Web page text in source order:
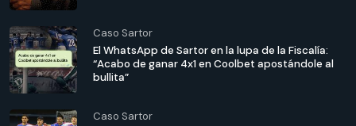
Caso Sartor
El WhatsApp de Sartor en la lupa de la Fiscalía:
“Acabo de ganar 4x1 en Coolbet apostándole al
bullita”
Caso Sartor